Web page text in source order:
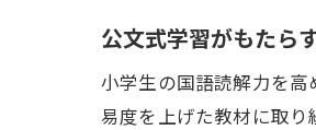
公文式学習がもたら
小学生の国語読解力を
易度を上げた教材に取